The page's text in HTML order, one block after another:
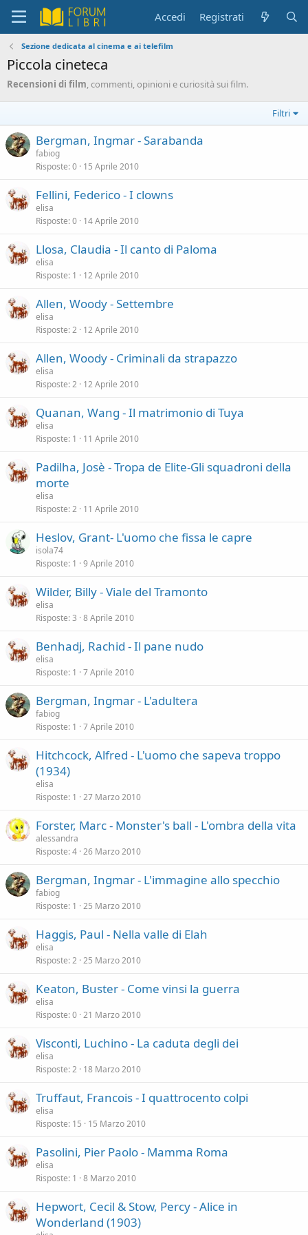
Accedi Registrati
Sezione dedicata al cinema e ai telefilm
Piccola cineteca
Recensioni di film, commenti, opinioni e curiosità sui film.
Filtri
Bergman, Ingmar - Sarabanda
fabiog
Risposte 0 15 Aprile 2010
Fellini, Federico - I clowns
elisa
Risposte 0 14 Aprile 2010
Llosa, Claudia - Il canto di Paloma
elisa
Risposte 1 12 Aprile 2010
Allen, Woody - Settembre
elisa
Risposte 2 12 Aprile 2010
Allen, Woody - Criminali da strapazzo
elisa
Risposte 2 12 Aprile 2010
Quanan, Wang - Il matrimonio di Tuya
elisa
Risposte 1 11 Aprile 2010
Padilha, Josè - Tropa de Elite-Gli squadroni della
morte
elisa
Risposte 2 11 Aprile 2010
Heslov, Grant- L'uomo che fissa le capre
isola74
Risposte 1 9 Aprile 2010
Wilder, Billy - Viale del Tramonto
elisa
Risposte 3 8 Aprile 2010
Benhadj, Rachid - Il pane nudo
elisa
Risposte 1 7 Aprile 2010
Bergman, Ingmar - L'adultera
fabiog
Risposte 1 7 Aprile 2010
Hitchcock, Alfred - L'uomo che sapeva troppo
(1934)
elisa
Risposte 1 27 Marzo 2010
Forster, Marc - Monster's ball - L'ombra della vita
alessandra
Risposte 4 26 Marzo 2010
Bergman, Ingmar - L'immagine allo specchio
fabiog
Risposte 1 25 Marzo 2010
Haggis, Paul - Nella valle di Elah
elisa
Risposte 2 25 Marzo 2010
Keaton, Buster - Come vinsi la guerra
elisa
Risposte 0 21 Marzo 2010
Visconti, Luchino - La caduta degli dei
elisa
Risposte 2 18 Marzo 2010
Truffaut, Francois - I quattrocento colpi
elisa
Risposte 15 15 Marzo 2010
Pasolini, Pier Paolo - Mamma Roma
elisa
Risposte 1 8 Marzo 2010
Hepwort, Cecil & Stow, Percy - Alice in
Wonderland (1903)